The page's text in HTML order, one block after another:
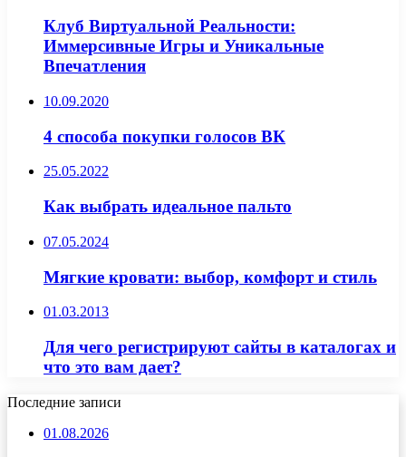
Клуб Виртуальной Реальности:
Иммерсивные Игры и Уникальные
Впечатления
10.09.2020
4 способа покупки голосов ВК
25.05.2022
Как выбрать идеальное пальто
07.05.2024
Мягкие кровати: выбор, комфорт и стиль
01.03.2013
Для чего регистрируют сайты в каталогах и
что это вам дает?
Последние записи
01.08.2026